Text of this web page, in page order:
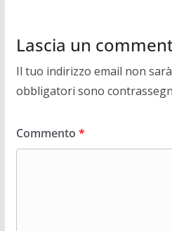
Lascia un
Il tuo indirizzo email non
obbligatori sono
Commento *